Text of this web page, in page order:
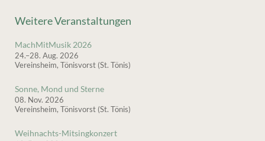
Weitere Veranstaltungen
MachMitMusik 2026
24.–28. Aug. 2026
Vereinsheim, Tönisvorst (St. Tönis)
Sonne, Mond und Sterne
08. Nov. 2026
Vereinsheim, Tönisvorst (St. Tönis)
Weihnachts-Mitsingkonzert